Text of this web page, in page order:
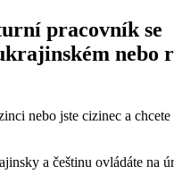
pracovník se
nebo
nebo jste cizinec a
a češtinu ovládáte na